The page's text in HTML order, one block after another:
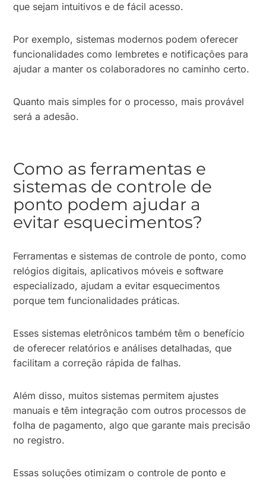
que sejam intuitivos e de fácil acesso.
Por exemplo, sistemas modernos podem oferecer
funcionalidades como lembretes e notificações para
ajudar a manter os colaboradores no caminho certo.
Quanto mais simples for o processo, mais provável
será a adesão.
Como as ferramentas e
sistemas de controle de
ponto podem ajudar a
evitar esquecimentos?
Ferramentas e sistemas de controle de ponto, como
relógios digitais, aplicativos móveis e software
especializado, ajudam a evitar esquecimentos
porque tem funcionalidades práticas.
Esses sistemas eletrônicos também têm o benefício
de oferecer relatórios e análises detalhadas, que
facilitam a correção rápida de falhas.
Além disso, muitos sistemas permitem ajustes
manuais e têm integração com outros processos de
folha de pagamento, algo que garante mais precisão
no registro.
Essas soluções otimizam o controle de ponto e